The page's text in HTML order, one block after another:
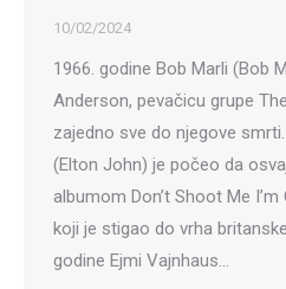
10/02/2024
1966. godine Bob Marli (Bob
Anderson, pevačicu grupe
zajedno sve do njegove
(Elton John) je počeo da
albumom Don’t Shoot Me I’m
koji je stigao do vrha
godine Ejmi Vajnhaus…